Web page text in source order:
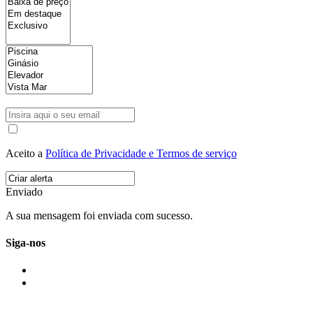
Aceito a Política de Privacidade e Termos de serviço
Enviado
A sua mensagem foi enviada com sucesso.
Siga-nos